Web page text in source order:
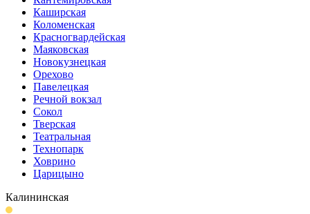
Каширская
Коломенская
Красногвар­дейская
Маяковская
Новокузнецкая
Орехово
Павелецкая
Речной вокзал
Сокол
Тверская
Театральная
Технопарк
Ховрино
Царицыно
Калининская